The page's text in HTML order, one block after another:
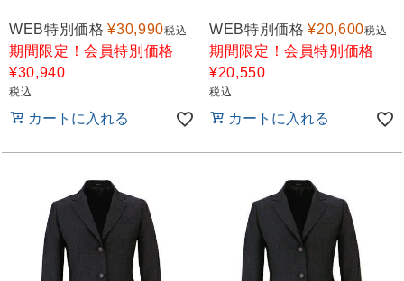
WEB特別価格 ¥30,990税込
期間限定！会員特別価格
¥30,940
税込
カートに入れる
WEB特別価格 ¥20,600税込
期間限定！会員特別価格
¥20,550
税込
カートに入れる